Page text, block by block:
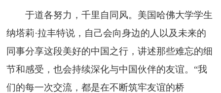
于道各努力，千里自同风。美国哈佛大学学生
纳塔莉·拉丰特说，自己会向身边的人以及未来的
同事分享这段美好的中国之行，讲述那些难忘的细
节和感受，也会持续深化与中国伙伴的友谊。“我
们的每一次交流，都是在不断筑牢友谊的桥